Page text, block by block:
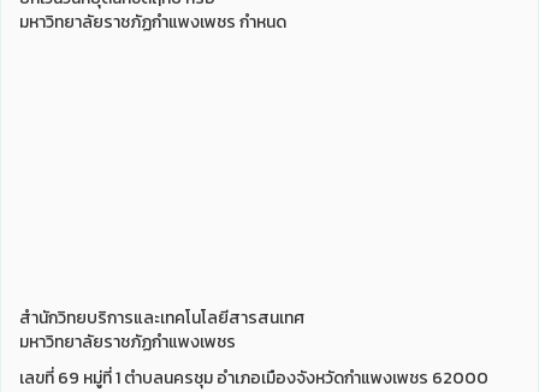
มหาวิทยาลัยราชภัฏกำแพงเพชร กำหนด
สำนักวิทยบริการและเทคโนโลยีสารสนเทศ
มหาวิทยาลัยราชภัฏกำแพงเพชร
เลขที่ 69 หมู่ที่ 1 ตำบลนครชุม อำเภอเมืองจังหวัดกำแพงเพชร 62000